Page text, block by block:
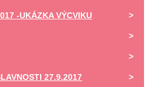
-UKÁZKA VÝCVIKU
27.9.2017